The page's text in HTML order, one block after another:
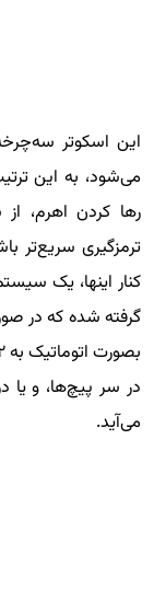
این اسکوتر
می‌شود، به این
رها کردن اهرم،
ترمزگیری سریع‌تر
گرفته شده که در
در سر پیچ‌ها، و
می‌آید.